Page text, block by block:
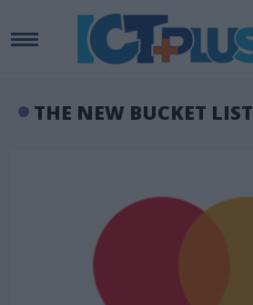
THE NEW BUCKET LIST